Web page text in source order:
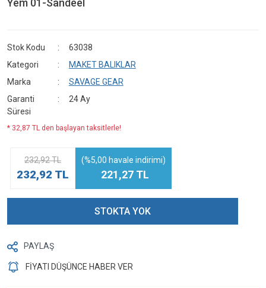
Yem 01-Sandeel
Stok Kodu
63038
Kategori
MAKET BALIKLAR
Marka
SAVAGE GEAR
Garanti
Süresi
24 Ay
* 32,87 TL den başlayan taksitlerle!
232,92 TL
232,92 TL
(%5,00 havale indirimi)
221,27 TL
STOKTA YOK
PAYLAŞ
FİYATI DÜŞÜNCE HABER VER